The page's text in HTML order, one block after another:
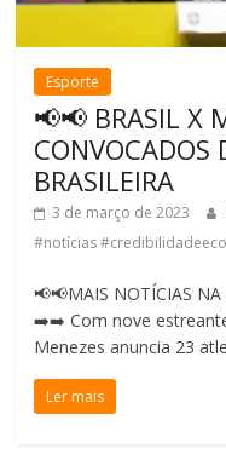
Esporte
📢📢 BRASIL X
CONVOCADOS
BRASILEIRA
3 de março de 2023
#notícias
📢📢MAIS NOTÍCIAS
➡️➡️ Com nove
Menezes anuncia 23
Ler mais